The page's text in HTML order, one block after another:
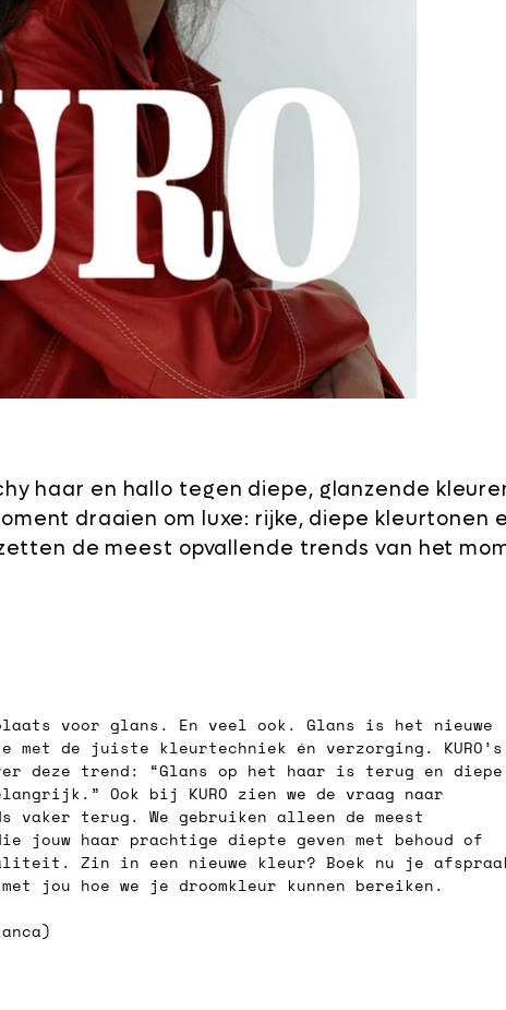
haar en hallo tegen diepe, glanzende
draaien om luxe: rijke, diepe kleurtonen
de meest opvallende trends van het
voor glans. En veel ook. Glans is het nieuwe
de juiste kleurtechniek én verzorging. KURO’s
deze trend: “Glans op het haar is terug en
Ook bij KURO zien we de vraag naar
vaker terug. We gebruiken alleen de meest
jouw haar prachtige diepte geven met behoud of
Zin in een nieuwe kleur? Boek nu je
jou hoe we je droomkleur kunnen bereiken.